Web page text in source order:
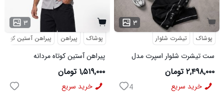
۳
پوشاک پیراهن پیراهن آستین کوتاه
پیراهن آستین کوتاه مردانه
مراکشی ساده پنبه پلی استر طوسی
مدل 50936
۱,۵۱۹,۰۰۰ تومان
خرید سریع
۳
پوشاک تیشرت شلوار
ست تیشرت شلوار اسپرت مدل
MAN مشکی
۲,۴۹۸,۰۰۰ تومان
خرید سریع 4